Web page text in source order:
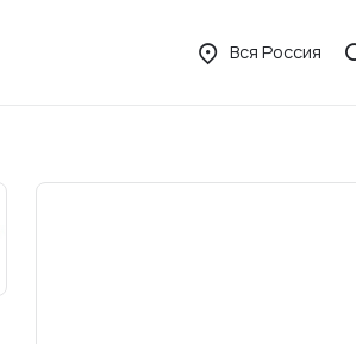
Вся Россия